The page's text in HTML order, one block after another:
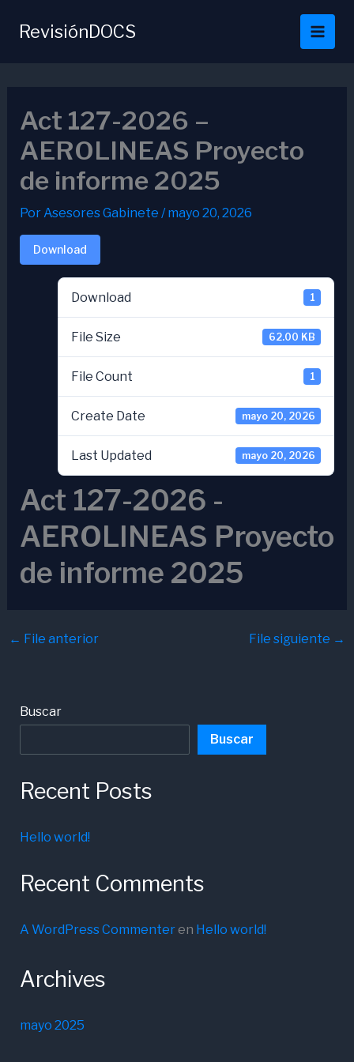
RevisiónDOCS
Act 127-2026 –
AEROLINEAS Proyecto
de informe 2025
PorAsesores Gabinete /mayo 20, 2026
Download
Download 1
File Size 62.00 KB
File Count 1
Create Date mayo 20, 2026
Last Updated mayo 20, 2026
Act 127-2026 -
AEROLINEAS Proyecto
de informe 2025
← File anterior File siguiente →
Buscar
Buscar
Recent Posts
Hello world!
Recent Comments
A WordPress Commenteren Hello world!
Archives
mayo 2025